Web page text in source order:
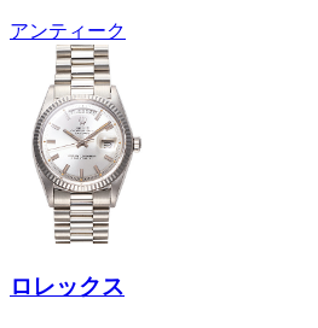
アンティーク
ロレックス